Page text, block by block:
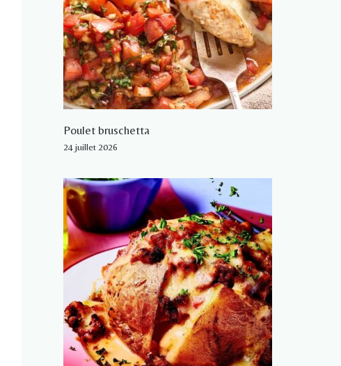
Poulet bruschetta
24 juillet 2026